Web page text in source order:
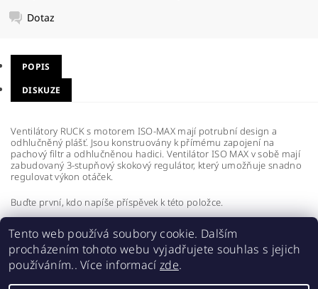
Dotaz
POPIS
DISKUZE
Ventilátory RUCK s motorem ISO-MAX mají potrubní design a
odhlučněný plášť. Jsou konstruovány k přímému zapojení na
pachový filtr a odhlučněnou hadici. Ventilátor ISO MAX v sobě mají
zabudovaný 3-stupňový skokový regulátor, který umožňuje snadno
regulovat výkon otáček.
Buďte první, kdo napíše příspěvek k této položce.
Přidat komentář
Tento web používá soubory cookie. Dalším
procházením tohoto webu vyjadřujete souhlas s jejich
používáním.. Více informací zde.